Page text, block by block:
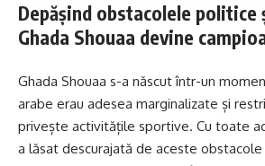
Depășind obstacolele politice
Ghada Shouaa devine
Ghada Shouaa s-a născut într-un
arabe erau adesea marginalizate și
privește activitățile sportive. Cu toate
a lăsat descurajată de aceste